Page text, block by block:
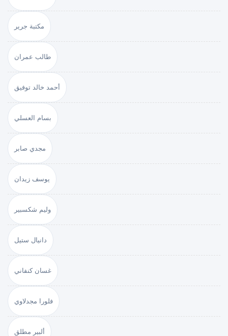
مكتبة جرير
طالب عمران
أحمد خالد توفيق
بسام العسلي
مجدي صابر
يوسف زيدان
وليم شكسبير
دانيال ستيل
غسان كنفاني
فلورا مجدلاوي
ألبير مطلق